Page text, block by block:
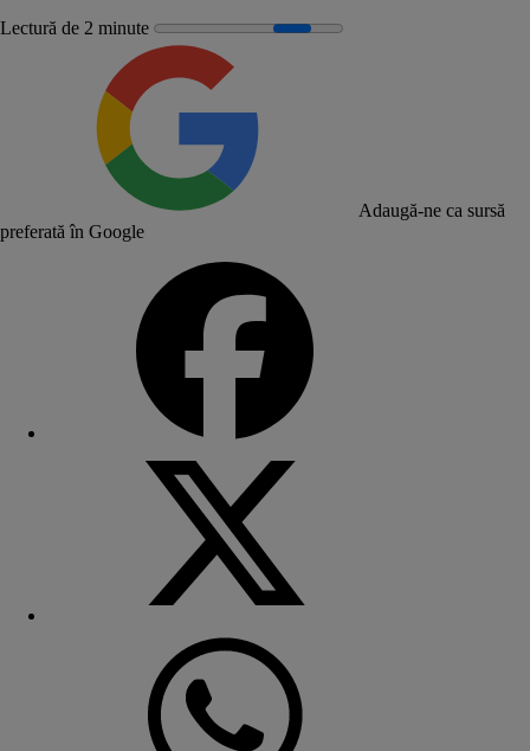
Lectură de 2 minute
Adaugă-ne ca sursă
preferată în Google